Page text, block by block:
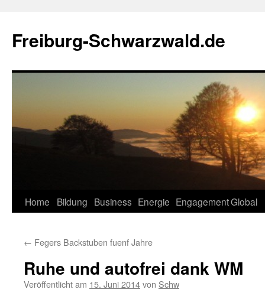
springen
Freiburg-Schwarzwald.de
Home Bildung Business Energie EngagementGlobal
← Fegers Backstuben fuenf Jahre
Ruhe und autofrei dank WM
Veröffentlicht am 15. Juni 2014von Schw